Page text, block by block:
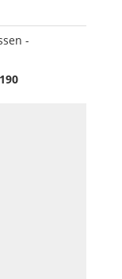
-